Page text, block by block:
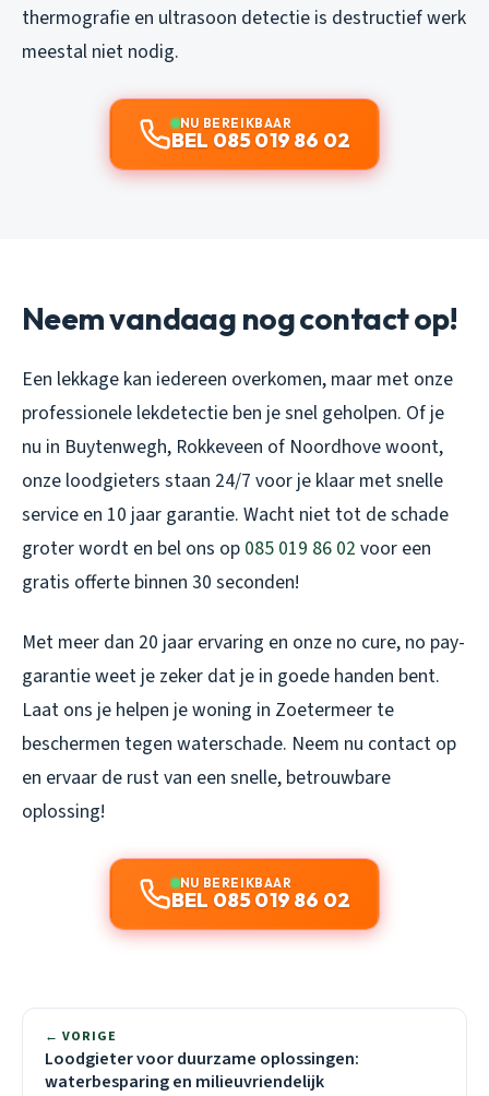
thermografie en ultrasoon detectie is destructief werk
meestal niet nodig.
NU BEREIKBAAR
BEL 085 019 86 02
Neem vandaag nog contact op!
Een lekkage kan iedereen overkomen, maar met onze
professionele lekdetectie ben je snel geholpen. Of je
nu in Buytenwegh, Rokkeveen of Noordhove woont,
onze loodgieters staan 24/7 voor je klaar met snelle
service en 10 jaar garantie. Wacht niet tot de schade
groter wordt en bel ons op 085 019 86 02 voor een
gratis offerte binnen 30 seconden!
Met meer dan 20 jaar ervaring en onze no cure, no pay-
garantie weet je zeker dat je in goede handen bent.
Laat ons je helpen je woning in Zoetermeer te
beschermen tegen waterschade. Neem nu contact op
en ervaar de rust van een snelle, betrouwbare
oplossing!
NU BEREIKBAAR
BEL 085 019 86 02
← VORIGE
Loodgieter voor duurzame oplossingen:
waterbesparing en milieuvriendelijk